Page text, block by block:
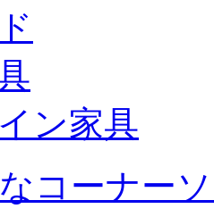
ン家具
コーナー